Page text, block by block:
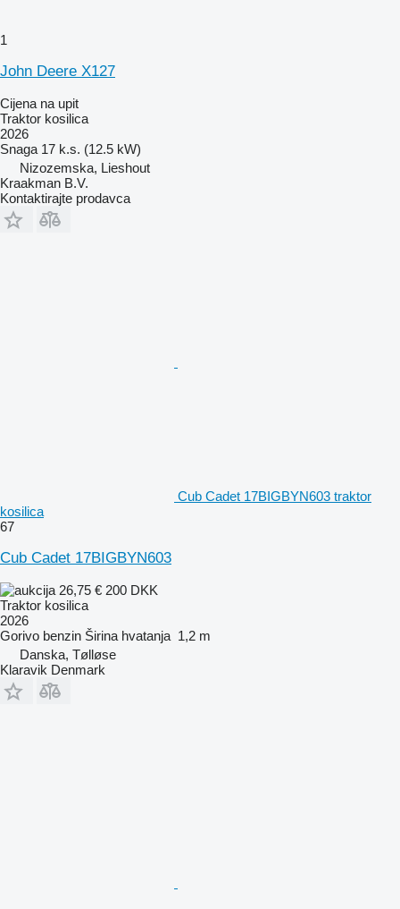
1
John Deere X127
Cijena na upit
Traktor kosilica
2026
Snaga 17 k.s. (12.5 kW)
Nizozemska, Lieshout
Kraakman B.V.
Kontaktirajte prodavca
Cub Cadet 17BIGBYN603 traktor
kosilica
67
Cub Cadet 17BIGBYN603
26,75 € 200 DKK
Traktor kosilica
2026
Gorivo benzin Širina hvatanja 1,2 m
Danska, Tølløse
Klaravik Denmark